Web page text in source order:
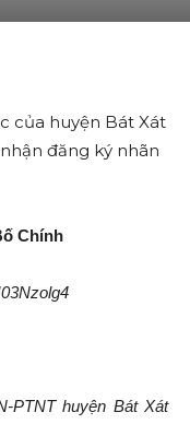
của huyện Bát Xát
đăng ký nhãn
Chính
PTNT huyện Bát Xát